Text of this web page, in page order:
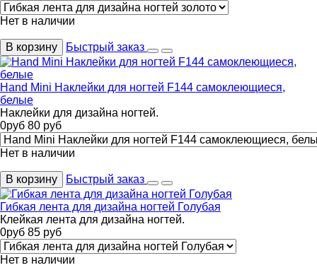
Нет в наличии
В корзину Быстрый заказ
Hand Mini Наклейки для ногтей F144 самоклеющиеся,
белые
Наклейки для дизайна ногтей.
0руб 80 руб
Нет в наличии
В корзину Быстрый заказ
Гибкая лента для дизайна ногтей Голубая
Клейкая лента для дизайна ногтей.
0руб 85 руб
Нет в наличии